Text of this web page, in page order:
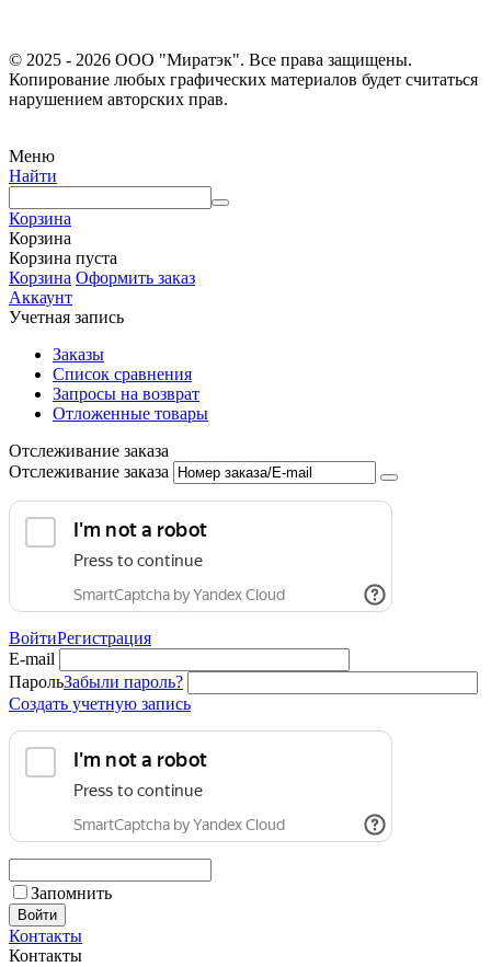
© 2025 - 2026 ООО "Миратэк". Все права защищены.
Копирование любых графических материалов будет считаться
нарушением авторских прав.
Меню
Найти
Корзина
Корзина
Корзина пуста
Корзина Оформить заказ
Аккаунт
Учетная запись
Заказы
Список сравнения
Запросы на возврат
Отложенные товары
Отслеживание заказа
Отслеживание заказа
ВойтиРегистрация
E-mail
ПарольЗабыли пароль?
Создать учетную запись
Запомнить
Войти
Контакты
Контакты